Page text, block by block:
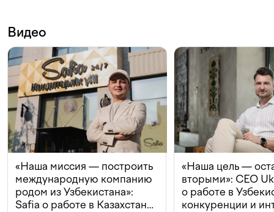
Видео
«Наша миссия — построить
международную компанию
родом из Узбекистана»:
Safia о работе в Казахстане,
«Наша цель —
вторыми»: CEO
о работе в
конкуренции и